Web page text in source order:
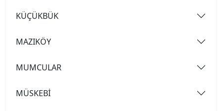
KÜÇÜKBÜK
MAZIKÖY
MUMCULAR
MÜSKEBİ